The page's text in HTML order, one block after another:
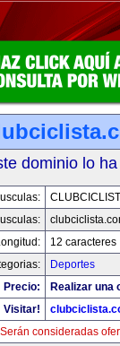
dominio lo
12 caracteres
Deportes
Precio:
Realizar una
Visitar!
Serán consideradas